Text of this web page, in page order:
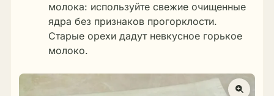
молока: используйте свежие очищенные
ядра без признаков прогорклости.
Старые орехи дадут невкусное горькое
молоко.